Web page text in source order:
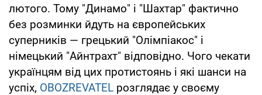
лютого. Тому "Динамо" і "Шахтар" фактично
без розминки йдуть на європейських
суперників — грецький "Олімпіакос" і
німецький "Айнтрахт" відповідно. Чого чекати
українцям від цих протистоянь і які шанси на
успіх, OBOZREVATEL розглядає у своєму